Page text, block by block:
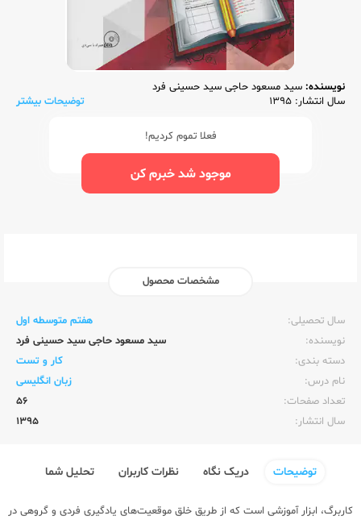
نویسنده: سید مسعود حاجی سید حسینی فرد
سال انتشار: 1395
توضیحات بیشتر
فعلا تموم کردیم!
موجود شد خبرم کن
مشخصات محصول
سال تحصیلی:‌
هفتم متوسطه اول
نویسنده:‌
سید مسعود حاجی سید حسینی فرد
دسته بندی:
کار و تست
نام درس:
زبان انگلیسی
تعداد صفحات:‌
56
سال انتشار:‌
1395
توضیحات دریک نگاه نظرات کاربران تحلیل شما
کاربرگ، ابزار آموزشی است که از طریق خلق موقعیت‌های یادگیری فردی و گروهی در